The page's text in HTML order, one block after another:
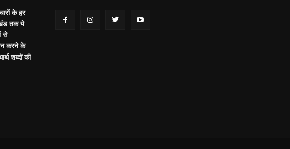
के हर
तक ये
से
करने के
शब्दों की